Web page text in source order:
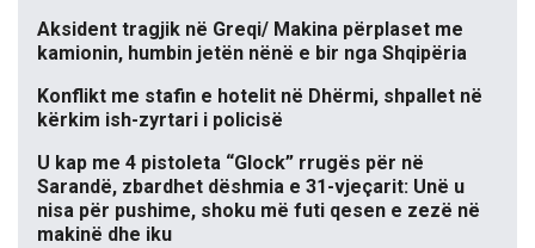
Aksident tragjik në Greqi/ Makina përplaset me
kamionin, humbin jetën nënë e bir nga Shqipëria
Konflikt me stafin e hotelit në Dhërmi, shpallet në
kërkim ish-zyrtari i policisë
U kap me 4 pistoleta “Glock” rrugës për në
Sarandë, zbardhet dëshmia e 31-vjeçarit: Unë u
nisa për pushime, shoku më futi qesen e zezë në
makinë dhe iku